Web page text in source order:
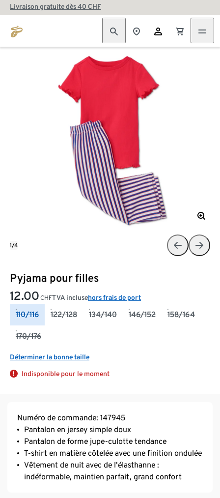
Livraison gratuite dès 40 CHF
Pyjama pour filles
12.00 CHFTVA inclusehors frais de port
110/116 122/128 134/140 146/152 158/164
170/176
Déterminer la bonne taille
Indisponible pour le moment
1/4
Numéro de commande: 147945
Pantalon en jersey simple doux
Pantalon de forme jupe-culotte tendance
T-shirt en matière côtelée avec une finition ondulée
Vêtement de nuit avec de l'élasthanne :
indéformable, maintien parfait, grand confort